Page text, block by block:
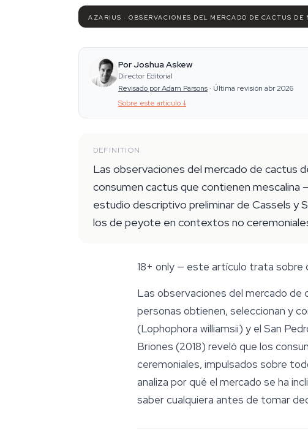
AZARIUS · OBSERVACIONES DEL MERCADO DE CACTUS DE
Por Joshua Askew
Director Editorial
Revisado por Adam Parsons · Última revisión abr 2026
Sobre este artículo↓
DEFINITION
Las observaciones del mercado de cactus
consumen cactus que contienen mescalina
estudio descriptivo preliminar de Cassels y
los de peyote en contextos no
18+ only — este artículo trata sobre
Las observaciones del mercado de
personas obtienen, seleccionan y
(Lophophora williamsii) y el San
Briones (2018) reveló que los
ceremoniales, impulsados sobre
analiza por qué el mercado se ha
saber cualquiera antes de tomar